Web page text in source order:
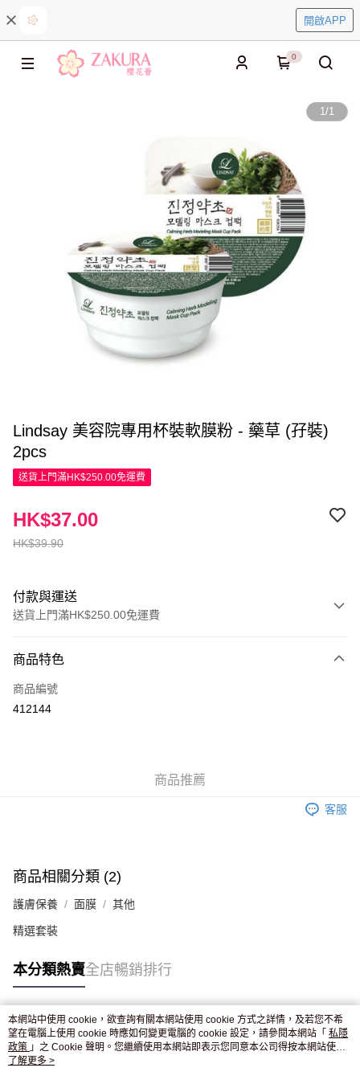
開啟APP
0
1/1
Lindsay 美容院專用杯裝軟膜粉 - 藥草 (孖裝)
2pcs
送貨上門滿HK$250.00免運費
HK$39.90
HK$37.00
付款與運送
送貨上門滿HK$250.00免運費
信用卡
Apple Pay
付款後門市自取，訂單確認後2-4個工作天到店，7天內取。逾期後
商品特色
商品編號
412144
商品推薦
客服
商品相關分類 (2)
護膚保養 面膜 其他
精選套裝
本分類熱賣全店暢銷排行
熱門標籤
熱銷排行
本網站中使用 cookie，欲查詢有關本網站使用 cookie 方式之詳情，及若您不希
望在電腦上使用 cookie 時應如何變更電腦的 cookie 設定，請參閱本網站「 私隱
政策 」之 Cookie 聲明。您繼續使用本網站即表示您同意本公司得按本網站使用
條款之 Cookie 聲明使用 cookie。
了解更多 >